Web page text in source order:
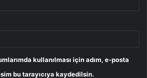
kullanılması için adım, e-posta
bu tarayıcıya kaydedilsin.